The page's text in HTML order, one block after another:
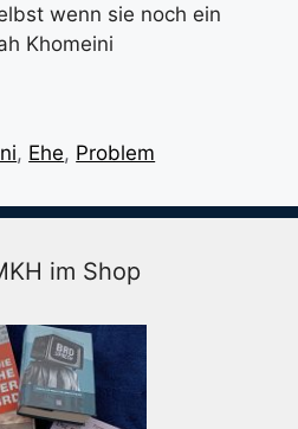
wenn sie noch ein
Khomeini
, Ehe, Problem
im Shop